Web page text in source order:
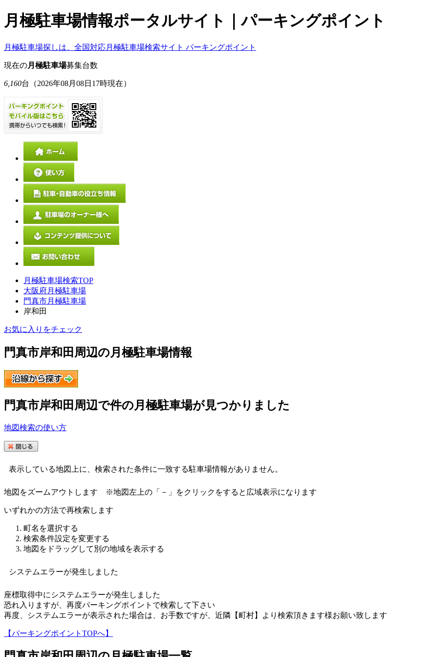
月極駐車場情報ポータルサイト｜パーキングポイント
月極駐車場探しは、全国対応月極駐車場検索サイト パーキングポイント
現在の月極駐車場募集台数
6,160台 （2026年08月08日17時現在）
月極駐車場検索TOP
大阪府月極駐車場
門真市月極駐車場
岸和田
お気に入りをチェック
門真市岸和田 周辺の月極駐車場情報
門真市岸和田 周辺で件の月極駐車場が見つかりました
地図検索の使い方
表示している地図上に、検索された条件に一致する駐車場情報がありません。
地図をズームアウトします ※地図左上の「－」をクリックをすると広域表示になります
いずれかの方法で再検索します
町名を選択する
検索条件設定を変更する
地図をドラッグして別の地域を表示する
システムエラーが発生しました
座標取得中にシステムエラーが発生しました
恐れ入りますが、再度パーキングポイントで検索して下さい
再度、システムエラーが表示された場合は、お手数ですが、近隣【町村】より検索頂きます様お願い致します
【パーキングポイントTOPへ】